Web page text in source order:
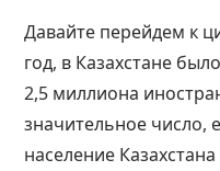
Давайте перейдем к
год, в Казахстане
2,5 миллиона
значительное число,
население Казахстана